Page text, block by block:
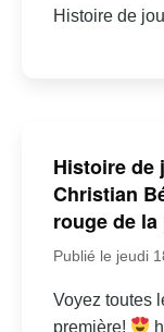
Histoire de
Histoire de
Christian
rouge de
Publié le jeudi
Voyez toutes
première!